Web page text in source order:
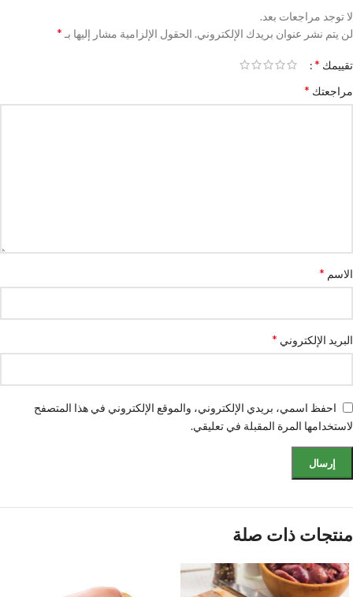
لا توجد مراجعات بعد.
لن يتم نشر عنوان بريدك الإلكتروني. الحقول الإلزامية مشار إليها بـ *
تقييمك *
مراجعتك *
الاسم *
البريد الإلكتروني *
احفظ اسمي، بريدي الإلكتروني، والموقع الإلكتروني في هذا المتصفح
لاستخدامها المرة المقبلة في تعليقي.
منتجات ذات صلة